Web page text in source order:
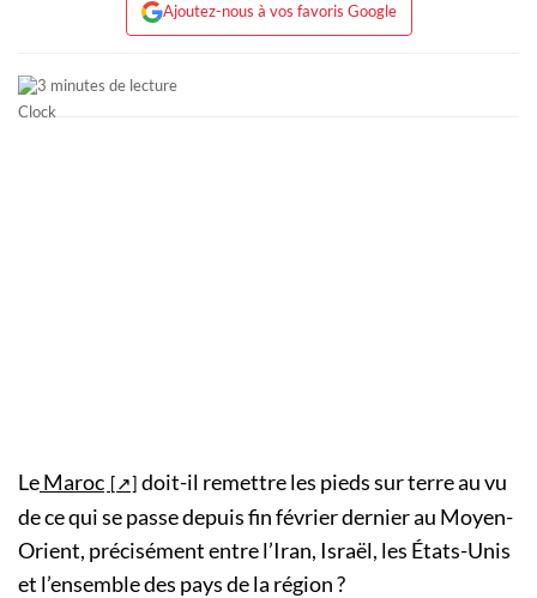
Ajoutez-nous à vos favoris Google
3 minutes de lecture
LeMaroc
doit-il remettre les pieds sur terre au vu
de ce qui se passe depuis fin février dernier au Moyen-
Orient, précisément entre l’Iran, Israël, les États-Unis
et l’ensemble des pays de la région ?